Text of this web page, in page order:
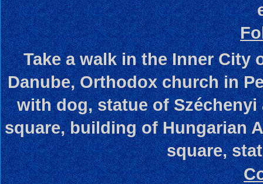
Take a walk in the Inner City
Danube, Orthodox church in
with dog, statue of
square, building of Hungarian
square,